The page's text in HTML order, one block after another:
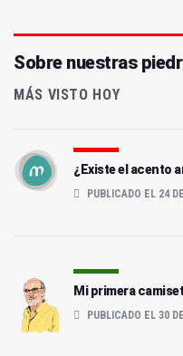
Sobre nuestras
MÁS VISTO HOY
¿Existe el acento
PUBLICADO EL 24
Mi primera
PUBLICADO EL 30